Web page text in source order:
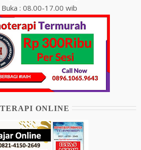
Buka : 08.00-17.00 wib
ONLINE